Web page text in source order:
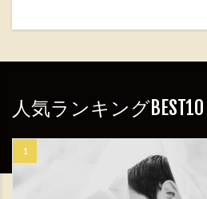
人気ランキングBEST10